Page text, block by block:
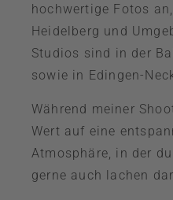
hochwertige Fotos
Heidelberg und
Studios sind in der
sowie in Edingen-
Während meiner
Wert auf eine
Atmosphäre, in der
gerne auch lachen